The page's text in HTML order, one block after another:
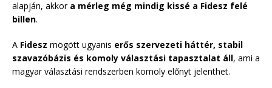
alapján, akkor a mérleg még mindig kissé a Fidesz felé
billen.
A Fidesz mögött ugyanis erős szervezeti háttér, stabil
szavazóbázis és komoly választási tapasztalat áll, ami a
magyar választási rendszerben komoly előnyt jelenthet.